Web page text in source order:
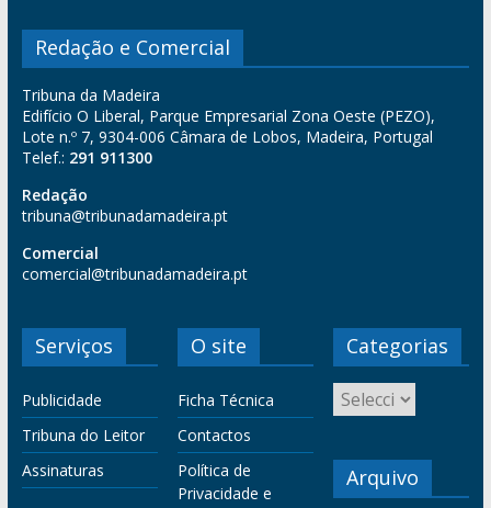
Redação e Comercial
Tribuna da Madeira
Edifício O Liberal, Parque Empresarial Zona Oeste (PEZO),
Lote n.º 7, 9304-006 Câmara de Lobos, Madeira, Portugal
Telef.: 291 911300
Redação
tribuna@tribunadamadeira.pt
Comercial
comercial@tribunadamadeira.pt
Serviços
Publicidade
Tribuna do Leitor
Assinaturas
O site
Ficha Técnica
Contactos
Política de
Privacidade e
Categorias
Arquivo